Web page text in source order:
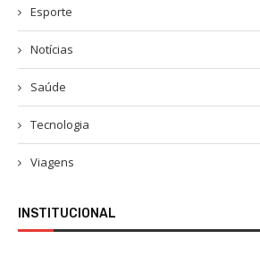
Esporte
Notícias
Saúde
Tecnologia
Viagens
INSTITUCIONAL